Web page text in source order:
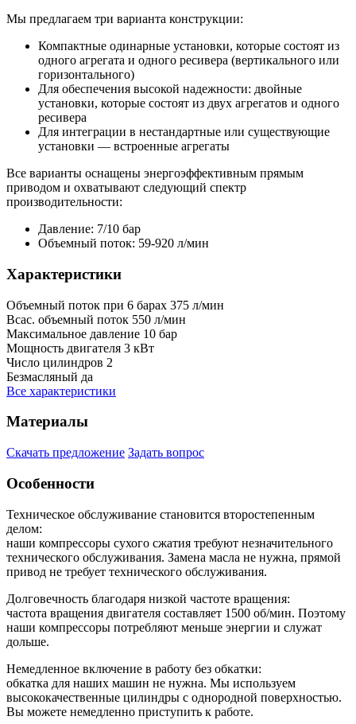
Мы предлагаем три варианта конструкции:
Компактные одинарные установки, которые состоят из
одного агрегата и одного ресивера (вертикального или
горизонтального)
Для обеспечения высокой надежности: двойные
установки, которые состоят из двух агрегатов и одного
ресивера
Для интеграции в нестандартные или существующие
установки — встроенные агрегаты
Все варианты оснащены энергоэффективным прямым
приводом и охватывают следующий спектр
производительности:
Давление: 7/10 бар
Объемный поток: 59-920 л/мин
Характеристики
Объемный поток при 6 барах 375 л/мин
Всас. объемный поток 550 л/мин
Максимальное давление 10 бар
Мощность двигателя 3 кВт
Число цилиндров 2
Безмасляный да
Все характеристики
Материалы
Скачать предложение Задать вопрос
Особенности
Техническое обслуживание становится второстепенным
делом:
наши компрессоры сухого сжатия требуют незначительного
технического обслуживания. Замена масла не нужна, прямой
привод не требует технического обслуживания.
Долговечность благодаря низкой частоте вращения:
частота вращения двигателя составляет 1500 об/мин. Поэтому
наши компрессоры потребляют меньше энергии и служат
дольше.
Немедленное включение в работу без обкатки:
обкатка для наших машин не нужна. Мы используем
высококачественные цилиндры с однородной поверхностью.
Вы можете немедленно приступить к работе.